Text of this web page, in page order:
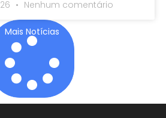
Nenhum comentário
Mais Notícias